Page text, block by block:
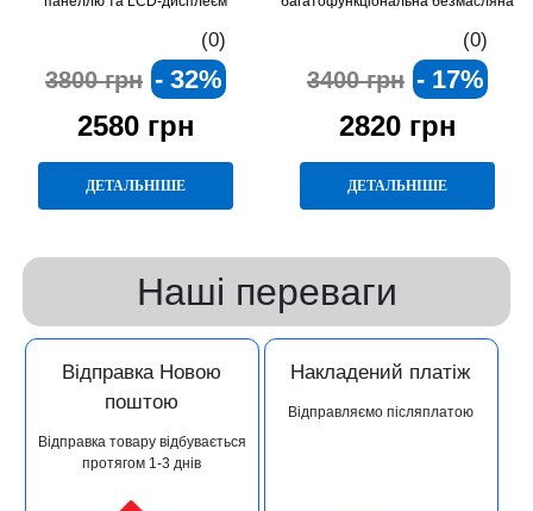
(0)
3800 грн - 32%
2580 грн
ДЕТАЛЬНІШЕ
мультипіч із LED-дисплеєм та
режимом гриля
(0)
3400 грн - 17%
2820 грн
ДЕТАЛЬНІШЕ
Наші переваги
Відправка Новою
поштою
Відправка товару відбувається
протягом 1-3 днів
Накладений платіж
Відправляємо післяплатою